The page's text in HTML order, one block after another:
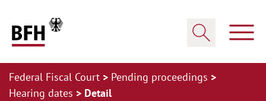
Federal Fiscal Court
Pending proceedings
Hearing dates
Detail